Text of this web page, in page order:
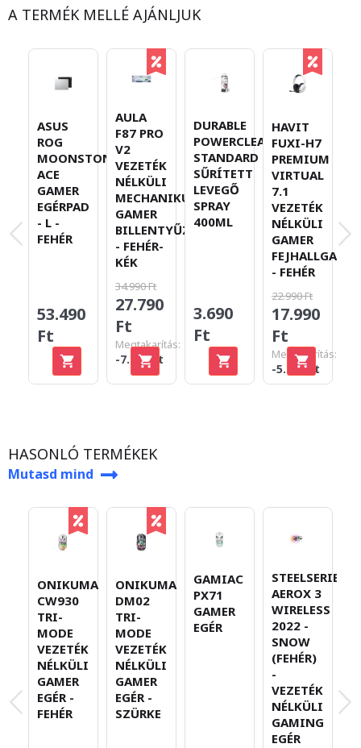
A TERMÉK MELLÉ AJÁNLJUK
ASUS
ROG
MOONSTONE
ACE
GAMER
EGÉRPAD
- L -
FEHÉR
53.490
Ft
AULA
F87 PRO
V2
VEZETÉK
NÉLKÜLI
MECHANIKUS
GAMER
BILLENTYŰZET
- FEHÉR-
KÉK
34.990 Ft
27.790
Ft
Megtakarítás:
-7.200 Ft
DURABLE
POWERCLEAN
STANDARD
SŰRÍTETT
LEVEGŐ
SPRAY
400ML
3.690
Ft
HAVIT
FUXI-H7
PREMIUM
VIRTUAL
7.1
VEZETÉK
NÉLKÜLI
GAMER
FEJHALLGATÓ
- FEHÉR
22.990 Ft
17.990
Ft
Megtakarítás:
-5.000 Ft
HASONLÓ TERMÉKEK
Mutasd mind
ONIKUMA
CW930
TRI-
MODE
VEZETÉK
NÉLKÜLI
GAMER
EGÉR -
FEHÉR
ONIKUMA
DM02
TRI-
MODE
VEZETÉK
NÉLKÜLI
GAMER
EGÉR -
SZÜRKE
GAMIAC
PX71
GAMER
EGÉR
STEELSERIES
AEROX 3
WIRELESS
2022 -
SNOW
(FEHÉR)
-
VEZETÉK
NÉLKÜLI
GAMING
EGÉR